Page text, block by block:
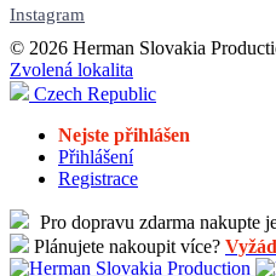
Instagram
© 2026 Herman Slovakia
Zvolená lokalita
Czech Republic
Nejste přihlášen
Přihlášení
Registrace
Pro dopravu zdarma nakupte
Plánujete nakoupit více?